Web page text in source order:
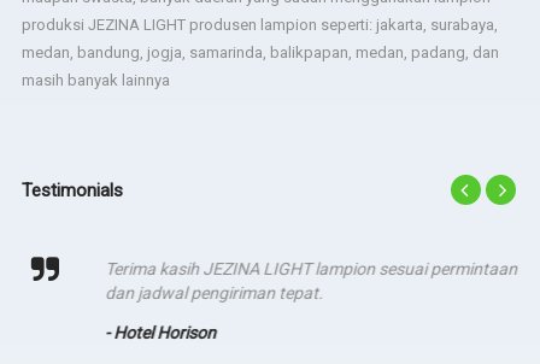
produksi JEZINA LIGHT produsen lampion seperti: jakarta, surabaya,
medan, bandung, jogja, samarinda, balikpapan, medan, padang, dan
masih banyak lainnya
Testimonials
Terima kasih JEZINA LIGHT lampion sesuai permintaan
dan jadwal pengiriman tepat.
- Hotel Horison